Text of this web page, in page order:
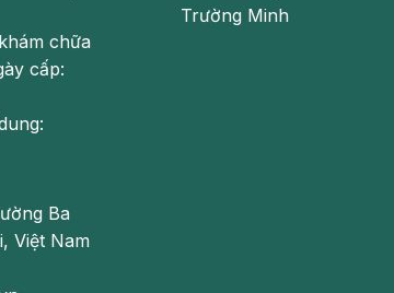
chữa
cấp:
Ba
Việt Nam
Trường Minh